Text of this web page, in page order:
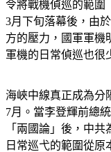
令將戰機偵巡的範圍
3月下旬落幕後，由
方的壓力，國軍軍機
軍機的日常偵巡也很
海峽中線真正成為分
7月。當李登輝前總
「兩國論」後，中
日常巡弋的範圍從原